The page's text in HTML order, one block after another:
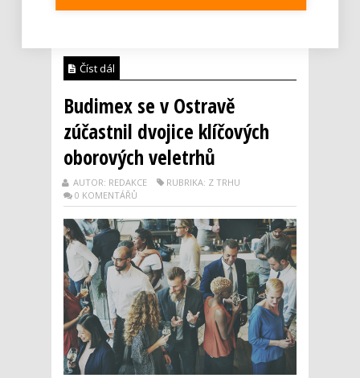
Číst dál
Budimex se v Ostravě
zúčastnil dvojice klíčových
oborových veletrhů
AUTOR: REDAKCE
RUBRIKA: Z TRHU
0 KOMENTÁŘŮ